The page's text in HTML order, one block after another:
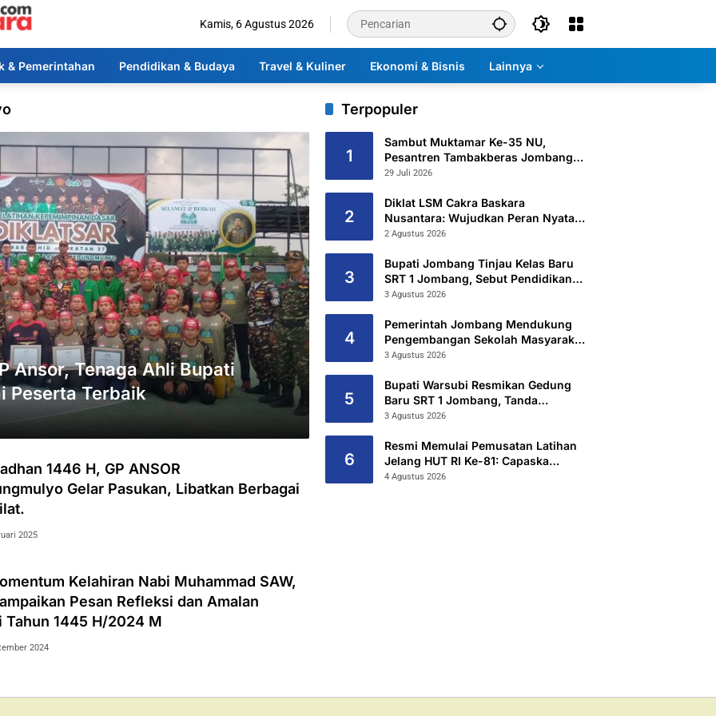
Kamis, 6 Agustus 2026
& Pemerintahan Pendidikan & Budaya Travel & Kuliner Ekonomi & Bisnis Lainnya
Ansor, Tenaga Ahli Bupati
Peserta Terbaik
1446 H, GP ANSOR
Gelar Pasukan, Libatkan Berbagai
2025
Kelahiran Nabi Muhammad SAW,
Pesan Refleksi dan Amalan
Tahun 1445 H/2024 M
2024
Terpopuler
1
Sambut Muktamar Ke-35 NU,
Pesantren Tambakberas Jombang
Petakan 26 Titik Layanan Utama
29 Juli 2026
2
Diklat LSM Cakra Baskara
Nusantara: Wujudkan Peran Nyata
untuk Masyarakat
2 Agustus 2026
3
Bupati Jombang Tinjau Kelas Baru
SRT 1 Jombang, Sebut Pendidikan
Gratis Beri Harapan Baru
3 Agustus 2026
4
Pemerintah Jombang Mendukung
Pengembangan Sekolah Masyarakat
Yang Kurang Mampu Hingga
Rakyat Terintegritas 1 Jombang
3 Agustus 2026
5
Bupati Warsubi Resmikan Gedung
Baru SRT 1 Jombang, Tanda
Dimulainya MPLS Tahun Ajaran
3 Agustus 2026
6
Resmi Memulai Pemusatan Latihan
Jelang HUT RI Ke-81: Capaska
Jombang 2026 “Mahesa Rakta
4 Agustus 2026